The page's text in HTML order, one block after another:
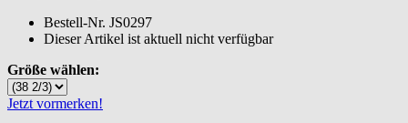
Bestell-Nr. JS0297
Dieser Artikel ist aktuell nicht verfügbar
Größe wählen:
Jetzt vormerken!